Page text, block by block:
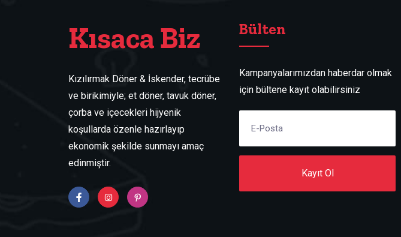
Kısaca Biz
Kızılırmak Döner & İskender, tecrübe
ve birikimiyle; et döner, tavuk döner,
çorba ve içecekleri hijyenik
koşullarda özenle hazırlayıp
ekonomik şekilde sunmayı amaç
edinmiştir.
Bülten
Kampanyalarımızdan haberdar olmak
için bültene kayıt olabilirsiniz
Kayıt Ol